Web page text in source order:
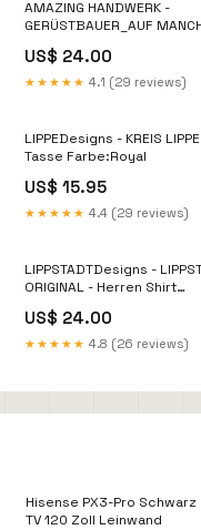
AMAZING HANDWERK -
GERÜSTBAUER_AUF
Herren Shirt Farbe:Kelly
US$ 24.00
★★★★★ 4.1 (29 reviews)
LIPPEDesigns - KREIS LIPPE -
Tasse Farbe:Royal
US$ 15.95
★★★★★ 4.4 (29 reviews)
LIPPSTADTDesigns -
ORIGINAL - Herren Shirt
US$ 24.00
★★★★★ 4.8 (26 reviews)
Hisense PX3-Pro Schwarz
TV 120 Zoll Leinwand